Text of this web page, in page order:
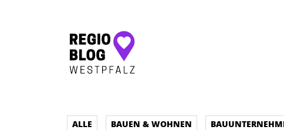
Hauptnavigation
ALLE BAUEN & WOHNEN